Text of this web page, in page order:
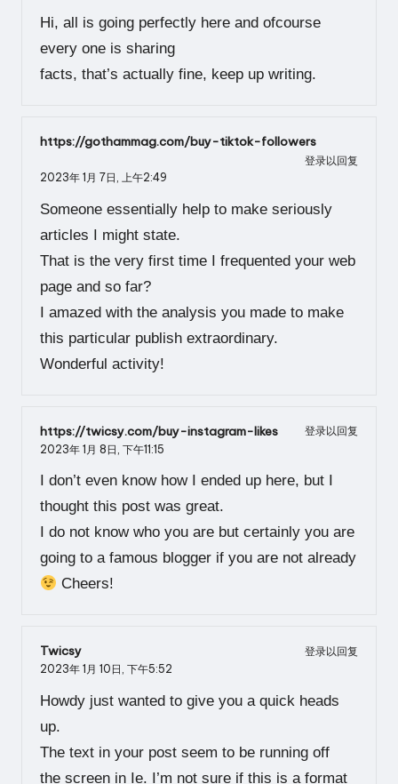
Hi, all is going perfectly here and ofcourse
every one is sharing
facts, that’s actually fine, keep up writing.
https://gothammag.com/buy-tiktok-followers
登录以回复
2023年 1月 7日,
上午2:49
Someone essentially help to make seriously
articles I might state.
That is the very first time I frequented your web
page and so far?
I amazed with the analysis you made to make
this particular publish extraordinary.
Wonderful activity!
https://twicsy.com/buy-instagram-likes
登录以回复
2023年 1月 8日, 下午11:15
I don’t even know how I ended up here, but I
thought this post was great.
I do not know who you are but certainly you are
going to a famous blogger if you are not already
Cheers!
Twicsy
登录以回复
2023年 1月 10日, 下午5:52
Howdy just wanted to give you a quick heads
up.
The text in your post seem to be running off
the screen in Ie. I’m not sure if this is a format